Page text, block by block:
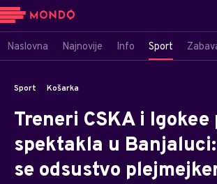
Naslovna Najnovije Info Sport
Sport Košarka
Treneri CSKA i
spektakla u
se odsustvo